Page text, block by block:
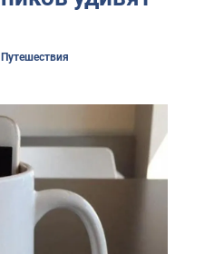
Путешествия